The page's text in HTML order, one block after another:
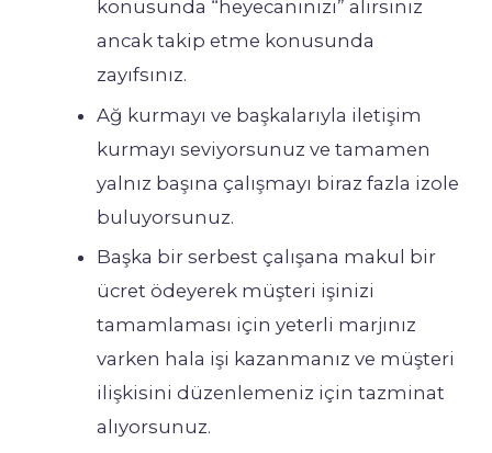
konusunda “heyecanınızı” alırsınız
ancak takip etme konusunda
zayıfsınız.
Ağ kurmayı ve başkalarıyla iletişim
kurmayı seviyorsunuz ve tamamen
yalnız başına çalışmayı biraz fazla izole
buluyorsunuz.
Başka bir serbest çalışana makul bir
ücret ödeyerek müşteri işinizi
tamamlaması için yeterli marjınız
varken hala işi kazanmanız ve müşteri
ilişkisini düzenlemeniz için tazminat
alıyorsunuz.